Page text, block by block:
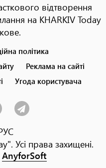
відтворення
на KHARKIV Today
політика
Реклама на сайті
Угода користувача
Усі права захищені.
AnyforSoft